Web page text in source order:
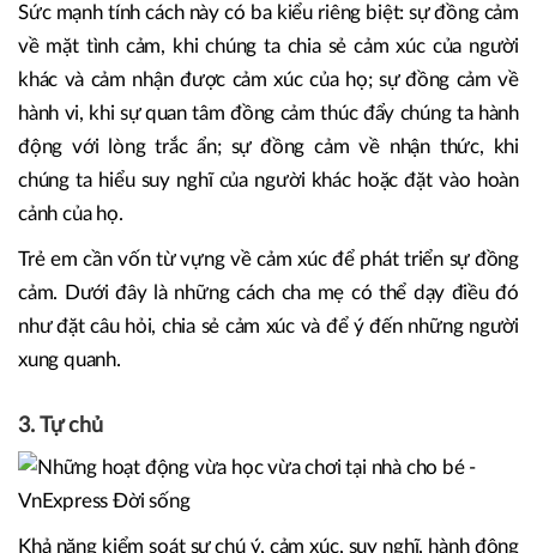
Sức mạnh tính cách này có ba kiểu riêng biệt: sự đồng cảm
về mặt tình cảm, khi chúng ta chia sẻ cảm xúc của người
khác và cảm nhận được cảm xúc của họ; sự đồng cảm về
hành vi, khi sự quan tâm đồng cảm thúc đẩy chúng ta hành
động với lòng trắc ẩn; sự đồng cảm về nhận thức, khi
chúng ta hiểu suy nghĩ của người khác hoặc đặt vào hoàn
cảnh của họ.
Trẻ em cần vốn từ vựng về cảm xúc để phát triển sự đồng
cảm. Dưới đây là những cách cha mẹ có thể dạy điều đó
như đặt câu hỏi, chia sẻ cảm xúc và để ý đến những người
xung quanh.
3. Tự chủ
Khả năng kiểm soát sự chú ý, cảm xúc, suy nghĩ, hành động